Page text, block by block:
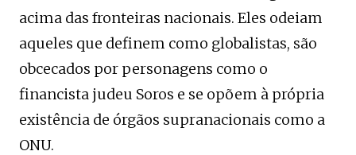
acima das fronteiras nacionais. Eles odeiam
aqueles que definem como globalistas, são
obcecados por personagens como o
financista judeu Soros e se opõem à própria
existência de órgãos supranacionais como a
ONU.